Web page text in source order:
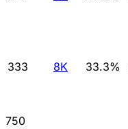
333 8K 33.3%
750